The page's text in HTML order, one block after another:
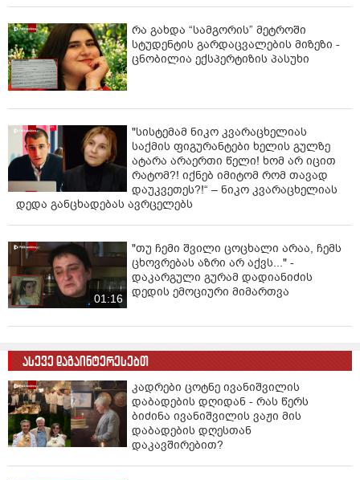
რა გახდა “სამგორის” მეტროში
სტუდენტის გარდაცვალების მიზეზი -
ცნობილია ექსპერტიზის პასუხი
"სისტემამ ნიკო კვარაცხელიას
საქმის ფიგურანტები ხელის გულზე
ატარა არაერთი წელი! ხომ არ იცით
რატომ?! იქნებ იმიტომ რომ თავად
დაუკვეთეს?!“ – ნიკო კვარაცხელიას
დედა განცხადებას ავრცელებს
01:16
"თუ ჩემი შვილი ცოცხალი არაა, ჩემს
ცხოვრებას აზრი არ აქვს..." -
დაკარგული გურამ დადიანიძის
დედის ემოციური მიმართვა
ასევე დაგაინტერესებთ
კადრები ცოტნე ივანიშვილის
დაბადების დღიდან - რას წერს
ბიძინა ივანიშვილის ვაჟი მის
დაბადების დღესთან
დაკავშირებით?